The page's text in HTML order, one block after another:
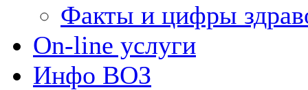
Факты и цифры
On-line услуги
Инфо ВОЗ